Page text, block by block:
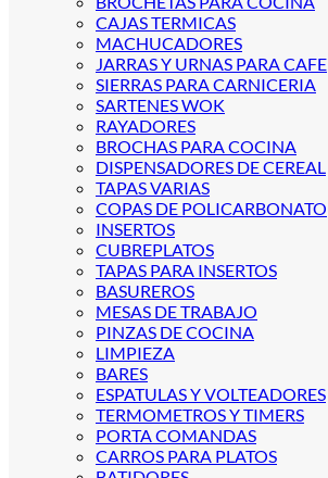
CAJAS TERMICAS
MACHUCADORES
JARRAS Y URNAS PARA CAFE
SIERRAS PARA CARNICERIA
SARTENES WOK
RAYADORES
BROCHAS PARA COCINA
DISPENSADORES DE CEREAL
TAPAS VARIAS
COPAS DE POLICARBONATO
INSERTOS
CUBREPLATOS
TAPAS PARA INSERTOS
BASUREROS
MESAS DE TRABAJO
PINZAS DE COCINA
LIMPIEZA
BARES
ESPATULAS Y VOLTEADORES
TERMOMETROS Y TIMERS
PORTA COMANDAS
CARROS PARA PLATOS